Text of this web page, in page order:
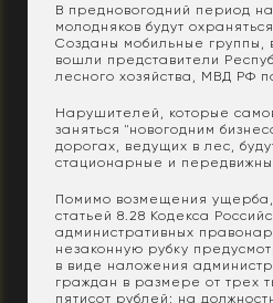
В предновогодний период
молодняков будут
Созданы мобильные группы,
вошли представители
лесного хозяйства, МВД РФ
Нарушителей, которые
заняться "новогодним
дорогах, ведущих в лес,
стационарные и
Помимо возмещения ущерба,
статьей 8.28 Кодекса
административных
незаконную рубку
в виде наложения
граждан в размере от трех
пятисот рублей; на